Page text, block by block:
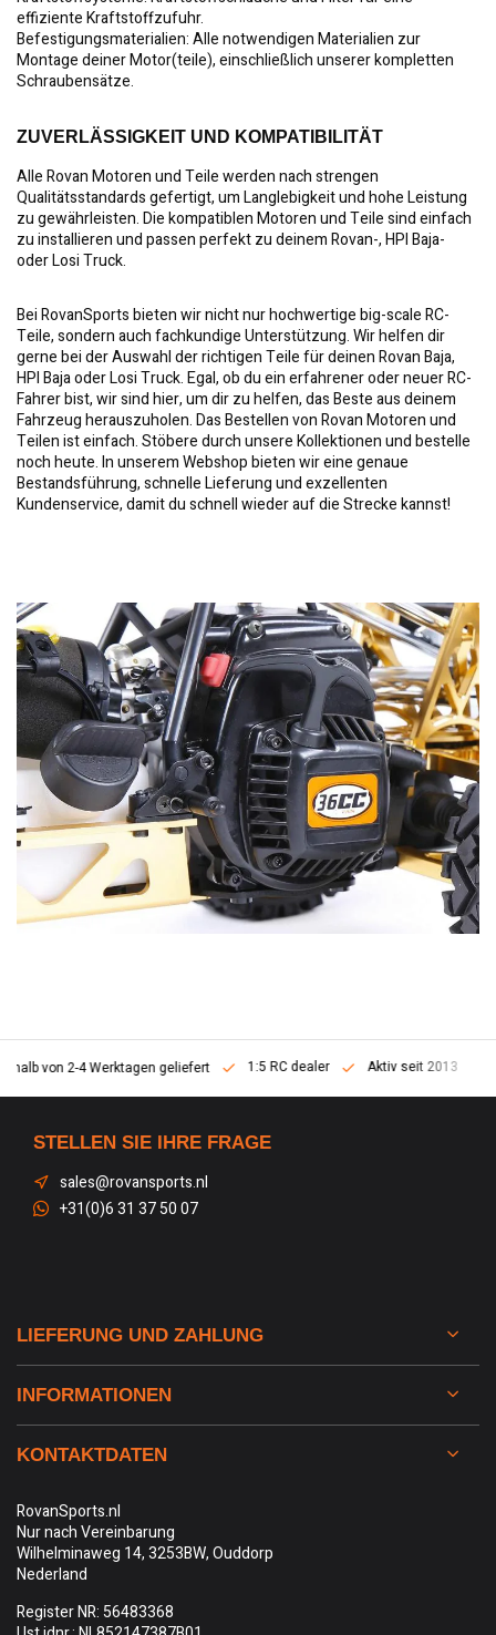
effiziente Kraftstoffzufuhr.
Befestigungsmaterialien:Alle notwendigen Materialien zur
Montage deiner Motor(teile), einschließlich unserer kompletten
Schraubensätze.
ZUVERLÄSSIGKEIT UND KOMPATIBILITÄT
Alle Rovan Motoren und Teile werden nach strengen
Qualitätsstandards gefertigt, um Langlebigkeit und hohe Leistung
zu gewährleisten. Die kompatiblen Motoren und Teile sind einfach
zu installieren und passen perfekt zu deinem Rovan-, HPI Baja-
oder Losi Truck.
Bei RovanSports bieten wir nicht nur hochwertige big-scale RC-
Teile, sondern auch fachkundige Unterstützung. Wir helfen dir
gerne bei der Auswahl der richtigen Teile für deinen Rovan Baja,
HPI Baja oder Losi Truck. Egal, ob du ein erfahrener oder neuer RC-
Fahrer bist, wir sind hier, um dir zu helfen, das Beste aus deinem
Fahrzeug herauszuholen. Das Bestellen von Rovan Motoren und
Teilen ist einfach. Stöbere durch unsere Kollektionen und bestelle
noch heute. In unserem Webshop bieten wir eine genaue
Bestandsführung, schnelle Lieferung und exzellenten
Kundenservice, damit du schnell wieder auf die Strecke kannst!
von 2-4 Werktagen geliefert 1:5 RC dealer Aktiv seit 2013
STELLEN SIE IHRE FRAGE
sales@rovansports.nl
+31(0)6 31 37 50 07
LIEFERUNG UND ZAHLUNG
INFORMATIONEN
KONTAKTDATEN
RovanSports.nl
Nur nach Vereinbarung
Wilhelminaweg 14, 3253BW, Ouddorp
Nederland
Register NR: 56483368